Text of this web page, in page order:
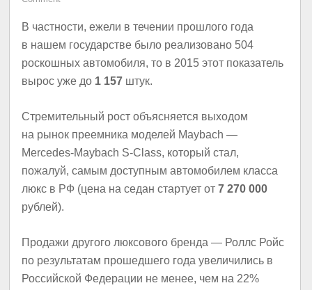
В частности, ежели в течении прошлого года
в нашем государстве было реализовано 504
роскошных автомобиля, то в 2015 этот показатель
вырос уже до 1 157 штук.
Стремительный рост объясняется выходом
на рынок преемника моделей Maybach —
Mercedes-Maybach S-Class, который стал,
пожалуй, самым доступным автомобилем класса
люкс в РФ (цена на седан стартует от7 270 000
рублей).
Продажи другого люксового бренда — Роллс Ройс
по результатам прошедшего года увеличились в
Российской Федерации не менее, чем на 22%